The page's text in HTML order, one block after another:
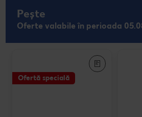
Pește
Oferte valabile în perioada
Ofertă specială